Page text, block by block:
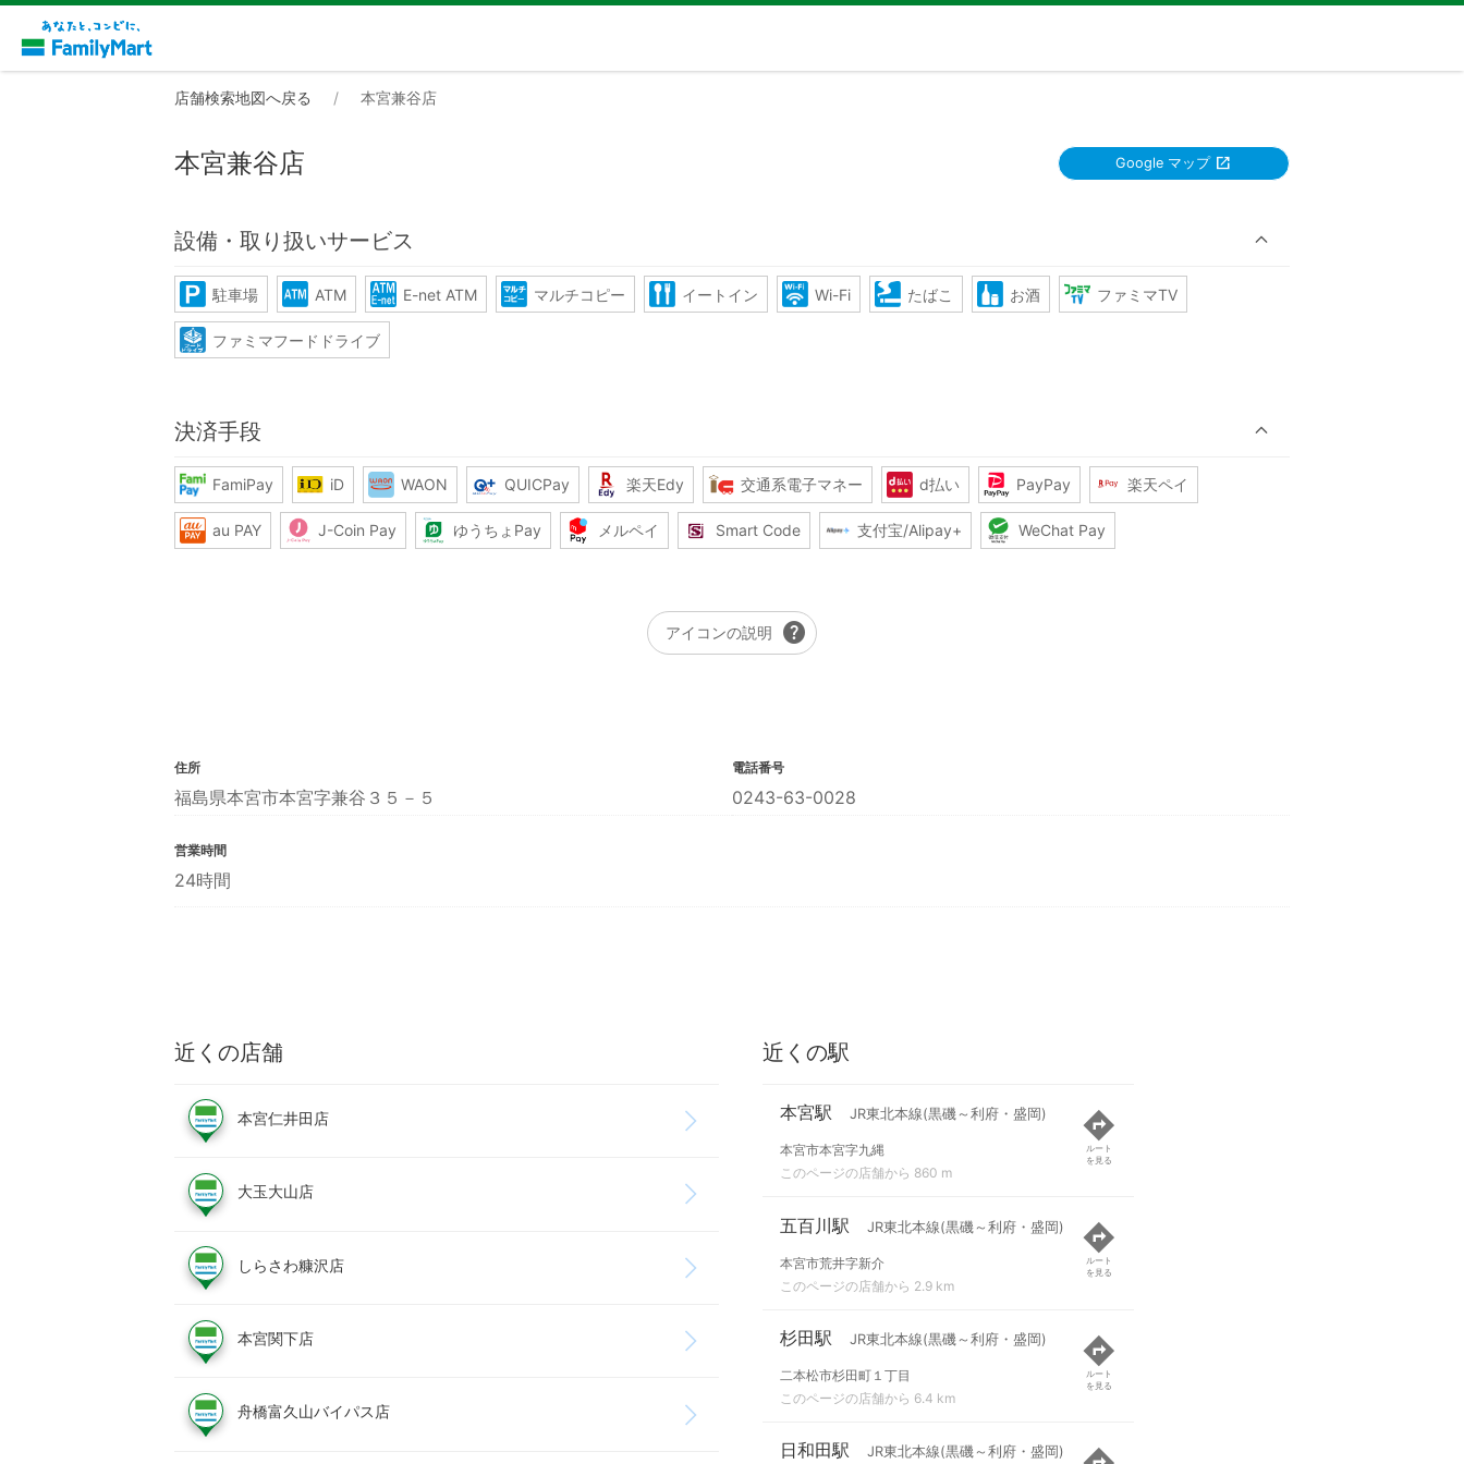
店舗検索地図へ戻る 本宮兼谷店
本宮兼谷店 Google マップ
設備・取り扱いサービス
駐車場 ATM E-net ATM マルチコピー イートイン Wi-Fi たばこ お酒 ファミマTV
ファミマフードドライブ
決済手段
FamiPay iD WAON QUICPay 楽天Edy 交通系電子マネー d払い PayPay 楽天ペイ
au PAY J-Coin Pay ゆうちょPay メルペイ Smart Code 支付宝/Alipay+ WeChat Pay
アイコンの説明 help
住所
福島県本宮市本宮字兼谷３５－５
電話番号
0243-63-0028
営業時間
24時間
近くの店舗
本宮仁井田店
大玉大山店
しらさわ糠沢店
本宮関下店
舟橋富久山バイパス店
近くの駅
本宮駅 JR東北本線(黒磯～利府・盛岡)
本宮市本宮字九縄
このページの店舗から 860 m
ルート
を見る
五百川駅 JR東北本線(黒磯～利府・盛岡)
本宮市荒井字新介
このページの店舗から 2.9 km
ルート
を見る
杉田駅 JR東北本線(黒磯～利府・盛岡)
二本松市杉田町１丁目
このページの店舗から 6.4 km
ルート
を見る
日和田駅 JR東北本線(黒磯～利府・盛岡)